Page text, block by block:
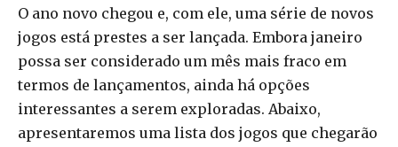
O ano novo chegou e, com ele, uma série de novos
jogos está prestes a ser lançada. Embora janeiro
possa ser considerado um mês mais fraco em
termos de lançamentos, ainda há opções
interessantes a serem exploradas. Abaixo,
apresentaremos uma lista dos jogos que chegarão